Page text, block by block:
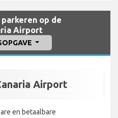
op de
Airport
Airport
en betaalbare